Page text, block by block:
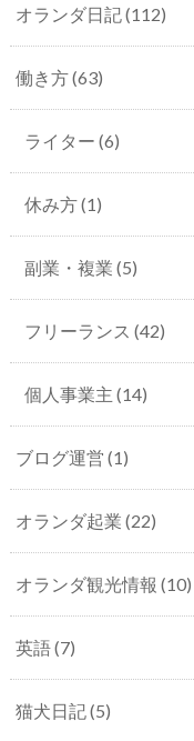
オランダ日記(112)
働き方(63)
ライター (6)
休み方(1)
副業・複業 (5)
フリーランス (42)
個人事業主 (14)
ブログ運営 (1)
オランダ起業 (22)
オランダ観光情報 (10)
英語(7)
猫犬日記(5)